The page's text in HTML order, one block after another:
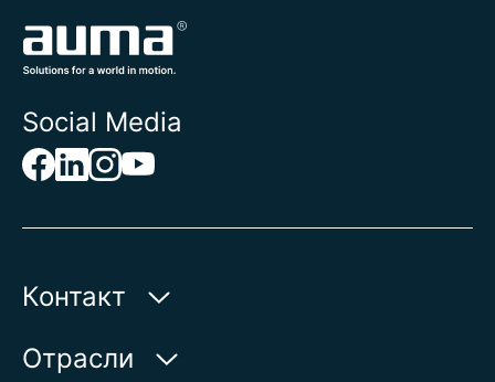
Social Media
Контакт
AUMA Riester
Отрасли